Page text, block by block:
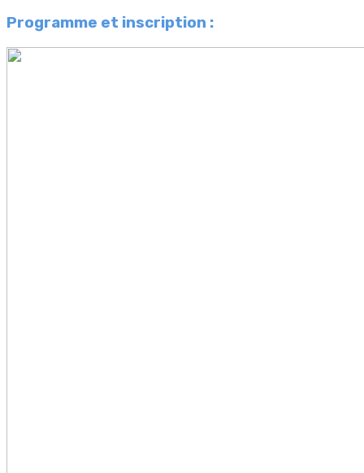
Programme et inscription :